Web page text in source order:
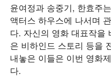
윤여정과 송중기, 한효주
액터스 하우스에 나서며
다. 자신의 영화 대표작을
은 비하인드 스토리 등을
내놓은 이들은 이번 영화
다.